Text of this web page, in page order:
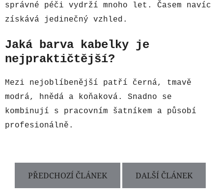
správné péči vydrží mnoho let. Časem navíc
získává jedinečný vzhled.
Jaká barva kabelky je
nejpraktičtější?
Mezi nejoblíbenější patří černá, tmavě
modrá, hnědá a koňaková. Snadno se
kombinují s pracovním šatníkem a působí
profesionálně.
PŘEDCHOZÍ ČLÁNEK DALŠÍ ČLÁNEK